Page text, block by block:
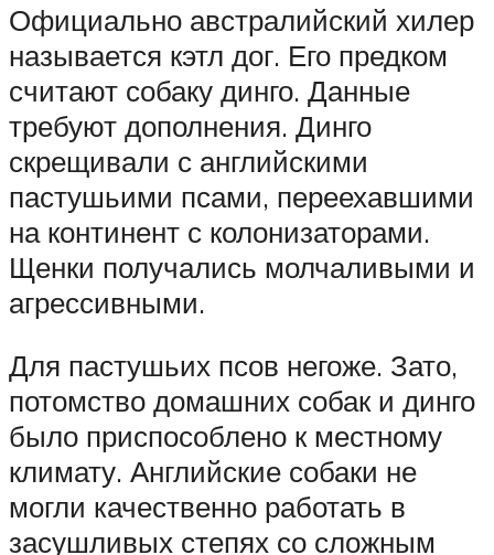
Официально австралийский хилер
называется кэтл дог. Его предком
считают собаку динго. Данные
требуют дополнения. Динго
скрещивали с английскими
пастушьими псами, переехавшими
на континент с колонизаторами.
Щенки получались молчаливыми и
агрессивными.
Для пастушьих псов негоже. Зато,
потомство домашних собак и динго
было приспособлено к местному
климату. Английские собаки не
могли качественно работать в
засушливых степях со сложным